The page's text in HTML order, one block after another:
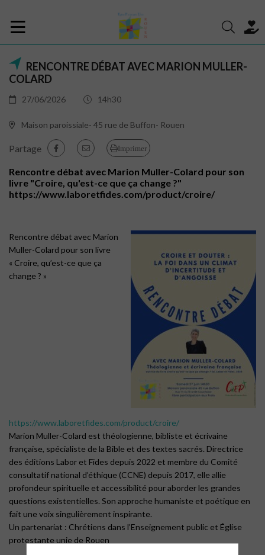
RENCONTRE DÉBAT AVEC MARION MULLER-
COLARD
27/06/2026 14h30
Maison paroissiale- 45 rue de Buffon- Rouen
Partage Imprimer
Rencontre débat avec Marion Muller-Colard pour son
livre "Croire, qu'est-ce que ça change ?"
https://www.laboretfides.com/product/croire/
Rencontre débat avec Marion
Muller-Colard pour son livre
« Croire, qu’est-ce que ça
change ? »
https://www.laboretfides.com/product/croire/
Marion Muller-Colard est théologienne, bibliste et écrivaine
française, spécialiste de la Bible et des textes sacrés. Directrice
des éditions Labor et Fides depuis 2022 et membre du Comité
consultatif national d’éthique (CCNE) depuis 2017, elle allie
profondeur spirituelle et accessibilité pour aborder les grandes
questions existentielles. Son approche humaniste et poétique en
fait une voix singulièrement inspirante.
Un partenariat : Chrétiens dans l’Enseignement public et Église
protestante unie de Rouen